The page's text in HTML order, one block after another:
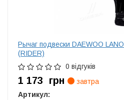
Рычаг подвески DAEWOO
(RIDER)
0 відгуків
1 173 грн
завтра
Артикул: